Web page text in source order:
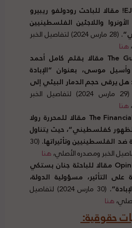
نشرت EJIL: Talk! مقالا للباحث رودولفو ريبيرو
واللاجئين الفلسطينيين
“.
(28 مارس 2024) لتفاصيل الخبر
هنا
نشرت The Guardian مقالا بقلم كامل أحمد
وأسيل موسى، بعنوان “الإبادة
هل يرقى حجم الدمار البيئي إلى
(29 مارس 2024) لتفاصيل الخبر
هنا
نشرت The Financial Times مقالا للمحررة رولا
كفلسطيني“، حيث يتناول
ضد الفلسطينيين وتأثيراتها.
(30
هنا
نشرت Opinio Juris مقالا للباحثة جنان بستكي
على التأثير، مسؤولية الدولة،
“.
(30 مارس 2024) لتفاصيل
هنا
حقوقية: